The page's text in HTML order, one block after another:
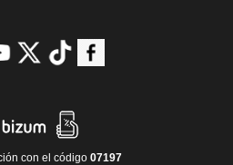
con el código 07197